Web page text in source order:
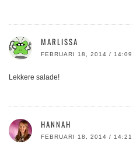
MARLISSA
FEBRUARI 18, 2014 / 14:09
Lekkere salade!
HANNAH
FEBRUARI 18, 2014 / 14:21